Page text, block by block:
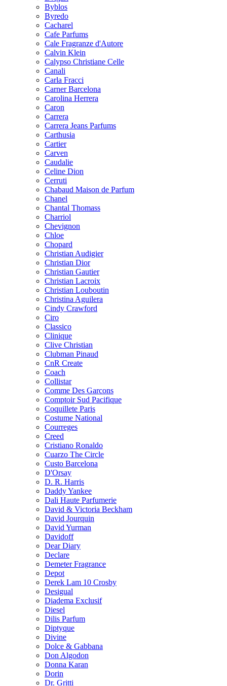
Byblos
Byredo
Cacharel
Cafe Parfums
Cale Fragranze d'Autore
Calvin Klein
Calypso Christiane Celle
Canali
Carla Fracci
Carner Barcelona
Carolina Herrera
Caron
Carrera
Carrera Jeans Parfums
Carthusia
Cartier
Carven
Caudalie
Celine Dion
Cerruti
Chabaud Maison de Parfum
Chanel
Chantal Thomass
Charriol
Chevignon
Chloe
Chopard
Christian Audigier
Christian Dior
Christian Gautier
Christian Lacroix
Christian Louboutin
Christina Aguilera
Cindy Crawford
Ciro
Classico
Clinique
Clive Christian
Clubman Pinaud
CnR Create
Coach
Collistar
Comme Des Garcons
Comptoir Sud Pacifique
Coquillete Paris
Costume National
Courreges
Creed
Cristiano Ronaldo
Cuarzo The Circle
Custo Barcelona
D'Orsay
D. R. Harris
Daddy Yankee
Dali Haute Parfumerie
David & Victoria Beckham
David Jourquin
David Yurman
Davidoff
Dear Diary
Declare
Demeter Fragrance
Depot
Derek Lam 10 Crosby
Desigual
Diadema Exclusif
Diesel
Dilis Parfum
Diptyque
Divine
Dolce & Gabbana
Don Algodon
Donna Karan
Dorin
Dr. Gritti